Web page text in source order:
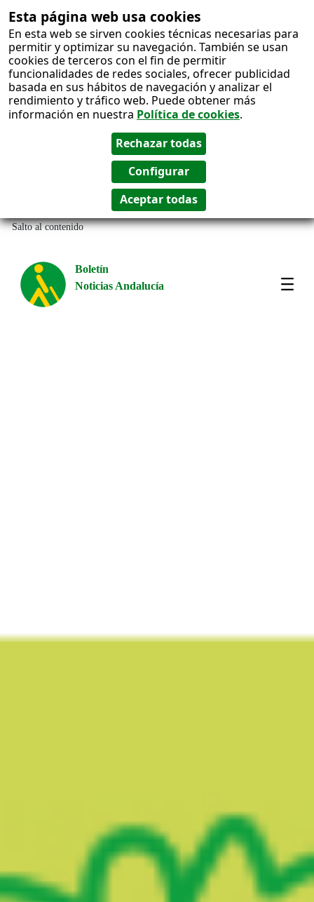
Esta página web usa cookies
En esta web se sirven cookies técnicas necesarias para
permitir y optimizar su navegación. También se usan
cookies de terceros con el fin de permitir
funcionalidades de redes sociales, ofrecer publicidad
basada en sus hábitos de navegación y analizar el
rendimiento y tráfico web. Puede obtener más
información en nuestra Política de cookies.
Salto al contenido
Boletín
Noticias Andalucía